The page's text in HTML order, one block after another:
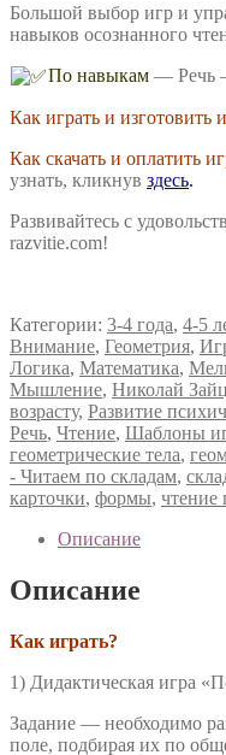
Большой выбор игр и
навыков осознанного
По навыкам — Речь
Как играть и изготовить
Как скачать и оплатить
узнать, кликнув здесь.
Развивайтесь с
razvitie.com!
Категории: 3-4 года, 4-5
Внимание, Геометрия,
Логика, Математика,
Мышление, Николай
возрасту, Развитие
Речь, Чтение, Шаблоны
геометрические тела,
- Читаем по складам,
карточки, формы, чтение
Описание
Описание
Как играть?
1) Дидактическая игра
Задание — необходимо
поле, подбирая их по